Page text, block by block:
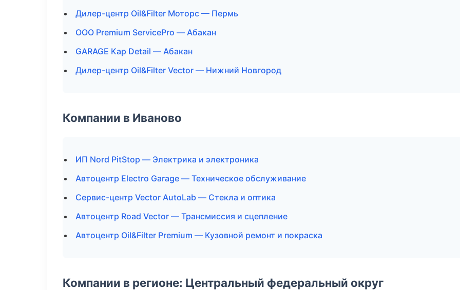
Дилер-центр Oil&Filter Моторс — Пермь
ООО Premium ServicePro — Абакан
GARAGE Кар Detail — Абакан
Дилер-центр Oil&Filter Vector — Нижний Новгород
Компании в Иваново
ИП Nord PitStop — Электрика и электроника
Автоцентр Electro Garage — Техническое обслуживание
Сервис-центр Vector AutoLab — Стекла и оптика
Автоцентр Road Vector — Трансмиссия и сцепление
Автоцентр Oil&Filter Premium — Кузовной ремонт и покраска
Компании в регионе: Центральный федеральный округ